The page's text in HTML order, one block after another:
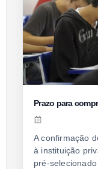
Prazo para
A confirmação
à instituição
pré-selecionado